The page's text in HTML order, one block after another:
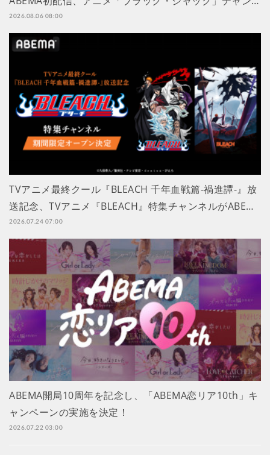
2026.08.06 08:00
TVアニメ最終クール『BLEACH 千年血戦篇-禍進譚-』放
送記念、TVアニメ『BLEACH』特集チャンネルがABE…
2026.07.24 07:00
ABEMA開局10周年を記念し、「ABEMA恋リア10th」キ
ャンペーンの実施を決定！
2026.07.22 03:00